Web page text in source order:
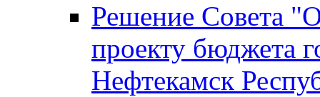
Решение Совета
проекту бюджета
Нефтекамск